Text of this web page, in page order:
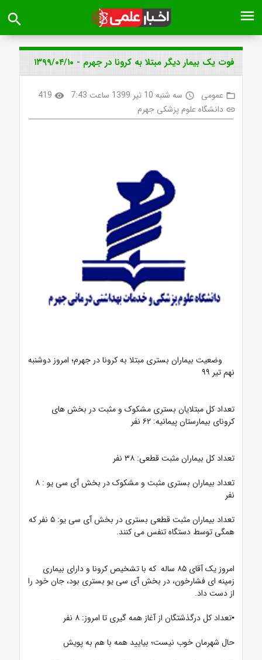
menu
search
فوت یک بیمار دیگر مبتلا به کرونا در جهرم - ۱۳۹۹/۰۴/۱۰
folder_open عمومی access_time سه شنبه 10 تیر 1399 ساعت 7:43 visibility
419
link دانشگاه علوم پزشکی جهرم
وضعیت بیماران بستری مبتلا به کرونا در جهرم؛ امروز دوشنبه
نهم تیر ۹۹
تعداد کل مبتلایان بستری مشکوک و مثبت در بخش های
کرونای بیمارستان پیمانیه: ۶۲ نفر
تعداد کل بیماران مثبت قطعی: ۳۸ نفر
تعداد بیماران بستری مثبت و مشکوک در بخش آی سی یو : ۸
نفر
تعداد بیماران مثبت قطعی بستری در بخش آی سی یو: ۵ نفر که
همگی توسط دستگاه تنفس می کنند.
امروز یک آقای ۸۵ ساله که با تشخیص کرونا و دارای بیماری
زمینه ای فشارخون، در بخش آی سی یو بستری بود، جان خود را
از دست داد.
▪️تعداد کل درگذشتگان از آغاز همه گیری تا امروز: ۸ نفر
حال شهرمان خوب نیست؛ بیایید همه با هم به پویش